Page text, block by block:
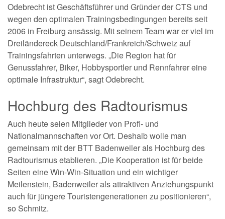
Odebrecht ist Geschäftsführer und Gründer der CTS und
wegen den optimalen Trainingsbedingungen bereits seit
2006 in Freiburg ansässig. Mit seinem Team war er viel im
Dreiländereck Deutschland/Frankreich/Schweiz auf
Trainingsfahrten unterwegs. „Die Region hat für
Genussfahrer, Biker, Hobbysportler und Rennfahrer eine
optimale Infrastruktur“, sagt Odebrecht.
Hochburg des Radtourismus
Auch heute seien Mitglieder von Profi- und
Nationalmannschaften vor Ort. Deshalb wolle man
gemeinsam mit der BTT Badenweiler als Hochburg des
Radtourismus etablieren. „Die Kooperation ist für beide
Seiten eine Win-Win-Situation und ein wichtiger
Meilenstein, Badenweiler als attraktiven Anziehungspunkt
auch für jüngere Touristengenerationen zu positionieren“,
so Schmitz.